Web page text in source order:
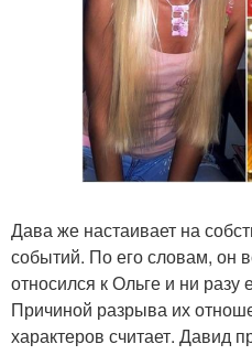
Дава же настаивает на
событий. По его словам, он
относился к Ольге и ни разу
Причиной разрыва их
характеров считает. Давид